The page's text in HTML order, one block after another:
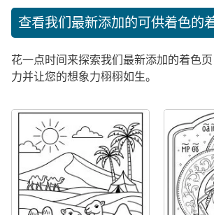
查看我们最新添加的可供着色的
花一点时间来探索我们最新添加的着色
力并让您的想象力栩栩如生。